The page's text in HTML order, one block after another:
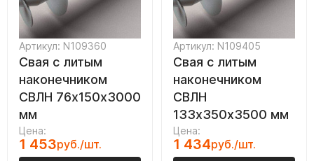
Артикул: N109360
Свая с литым
наконечником
СВЛН 76х150х3000
мм
Цена:
1 453руб./шт.
Артикул: N109405
Свая с литым
наконечником
СВЛН
133х350х3500 мм
Цена:
1 434руб./шт.